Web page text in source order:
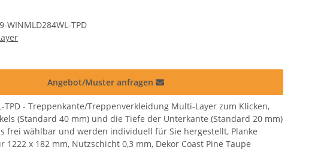
WINMLD284WL-TPD
Angebot/Muster anfragen
TPD - Treppenkante/Treppenverkleidung Multi-Layer zum Klicken,
(Standard 40 mm) und die Tiefe der Unterkante (Standard 20 mm)
frei wählbar und werden individuell für Sie hergestellt, Planke
1222 x 182 mm, Nutzschicht 0,3 mm, Dekor Coast Pine Taupe